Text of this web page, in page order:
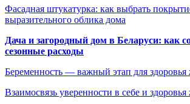
Фасадная штукатурка: как выбрать
выразительного облика дома
Дача и загородный дом в Беларуси: как
сезонные расходы
Беременность — важный этап для
Взаимосвязь уверенности в себе и